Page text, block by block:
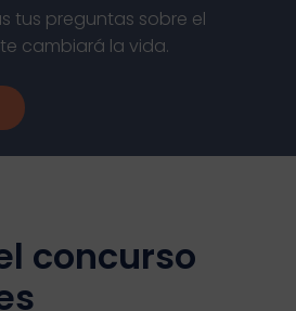
tus preguntas sobre el
cambiará la vida.
concurso